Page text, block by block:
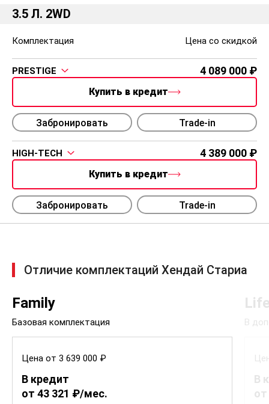
3.5 Л. 2WD
Комплектация Цена со скидкой
PRESTIGE 4 089 000
Купить в кредит
Забронировать Trade-in
HIGH-TECH 4 389 000
Купить в кредит
Забронировать Trade-in
Отличие комплектаций Хендай Стариа
Family
Базовая комплектация
Цена от 3 639 000 ₽
В кредит
от 43 321 ₽/мес.
В
В